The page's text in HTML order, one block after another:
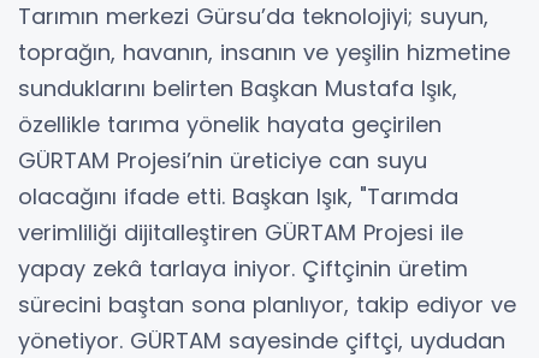
Tarımın merkezi Gürsu’da teknolojiyi; suyun,
toprağın, havanın, insanın ve yeşilin hizmetine
sunduklarını belirten Başkan Mustafa Işık,
özellikle tarıma yönelik hayata geçirilen
GÜRTAM Projesi’nin üreticiye can suyu
olacağını ifade etti. Başkan Işık, "Tarımda
verimliliği dijitalleştiren GÜRTAM Projesi ile
yapay zekâ tarlaya iniyor. Çiftçinin üretim
sürecini baştan sona planlıyor, takip ediyor ve
yönetiyor. GÜRTAM sayesinde çiftçi, uydudan